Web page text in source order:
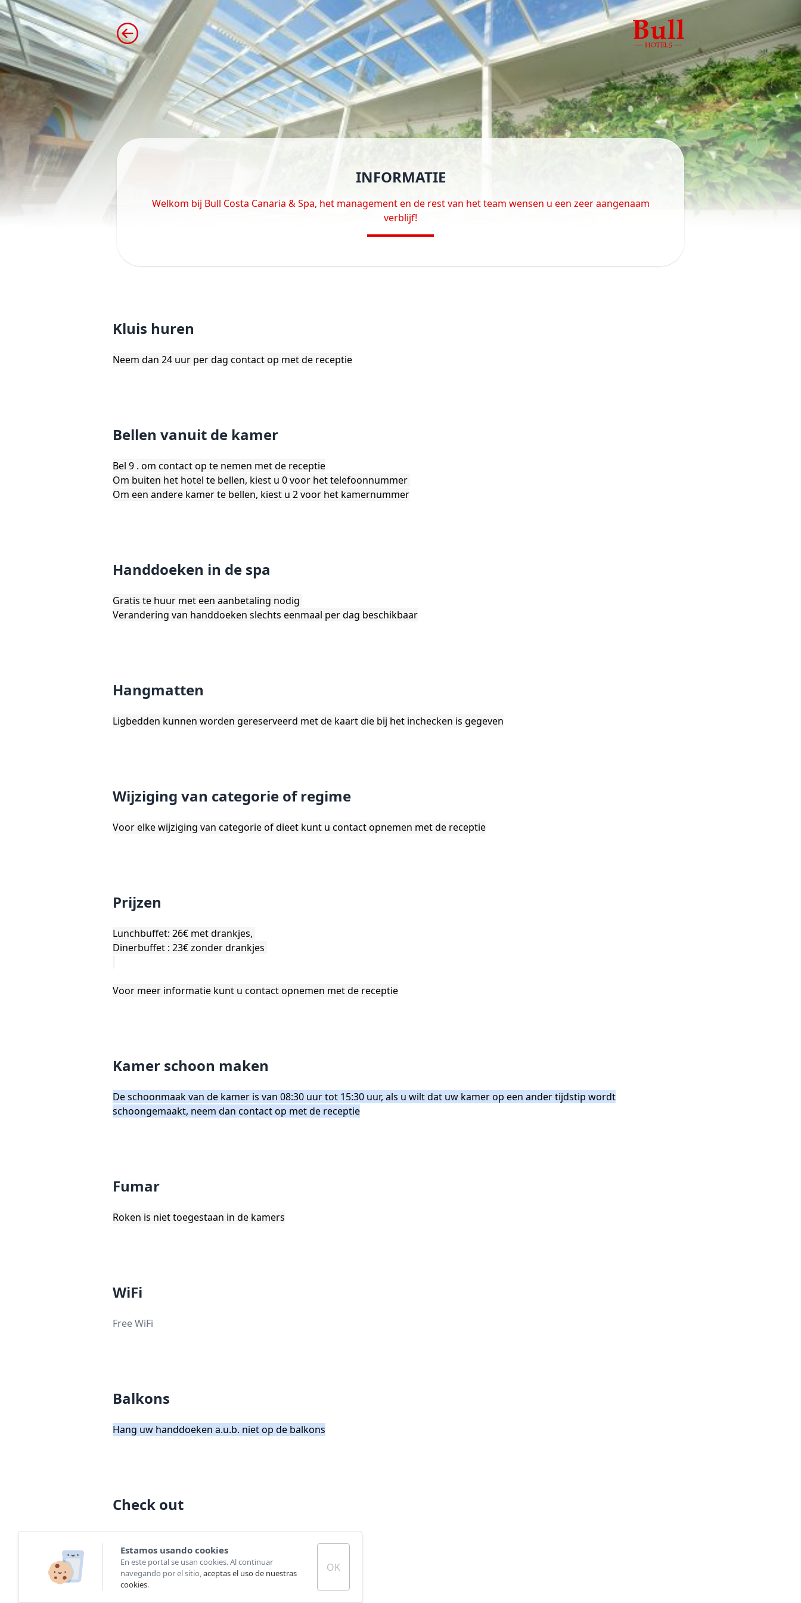
INFORMATIE
Welkom bij Bull Costa Canaria & Spa, het management en de rest van het team wensen u een zeer aangenaam
verblijf!
Kluis huren
Neem dan 24 uur per dag contact op met de receptie
Bellen vanuit de kamer
Bel 9 . om contact op te nemen met de receptie
Om buiten het hotel te bellen, kiest u 0 voor het telefoonnummer
Om een ​​andere kamer te bellen, kiest u 2 voor het kamernummer
Handdoeken in de spa
Gratis te huur met een aanbetaling nodig
Verandering van handdoeken slechts eenmaal per dag beschikbaar
Hangmatten
Ligbedden kunnen worden gereserveerd met de kaart die bij het inchecken is gegeven
Wijziging van categorie of regime
Voor elke wijziging van categorie of dieet kunt u contact opnemen met de receptie
Prijzen
Lunchbuffet: 26€ met drankjes,
Dinerbuffet : 23€ zonder drankjes
Voor meer informatie kunt u contact opnemen met de receptie
Kamer schoon maken
De schoonmaak van de kamer is van 08:30 uur tot 15:30 uur, als u wilt dat uw kamer op een ander tijdstip wordt
schoongemaakt, neem dan contact op met de receptie
Fumar
Roken is niet toegestaan in de kamers
WiFi
Free WiFi
Balkons
Hang uw handdoeken a.u.b. niet op de balkons
Check out
11:00
Estamos usando cookies
En este portal se usan cookies. Al continuar
navegando por el sitio,aceptas el uso de nuestras
cookies.
OK